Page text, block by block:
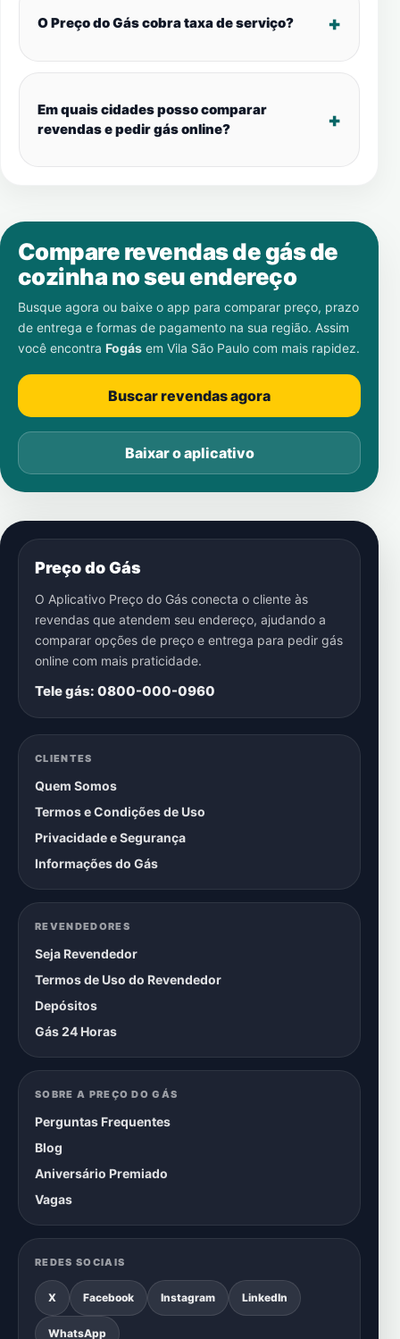
O Preço do Gás cobra taxa de serviço?
Em quais cidades posso comparar
revendas e pedir gás online?
Compare revendas de gás de
cozinha no seu endereço
Busque agora ou baixe o app para comparar preço, prazo
de entrega e formas de pagamento na sua região. Assim
você encontra Fogás em Vila São Paulo com mais rapidez.
Buscar revendas agora
Baixar o aplicativo
Preço do Gás
O Aplicativo Preço do Gás conecta o cliente às
revendas que atendem seu endereço, ajudando a
comparar opções de preço e entrega para pedir gás
online com mais praticidade.
Tele gás: 0800-000-0960
CLIENTES
Quem Somos
Termos e Condições de Uso
Privacidade e Segurança
Informações do Gás
REVENDEDORES
Seja Revendedor
Termos de Uso do Revendedor
Depósitos
Gás 24 Horas
SOBRE A PREÇO DO GÁS
Perguntas Frequentes
Blog
Aniversário Premiado
Vagas
REDES SOCIAIS
X Facebook Instagram LinkedIn
WhatsApp